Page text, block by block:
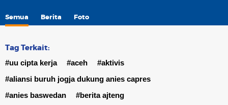
Semua Berita Foto
Tag Terkait:
#uu cipta kerja #aceh
#aktivis
#aliansi buruh jogja dukung anies capres
#anies baswedan
#berita ajteng